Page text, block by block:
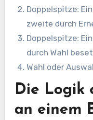
Doppelspitze:
zweite durch
Doppelspitze:
durch Wahl
Wahl oder
Die Logik
an einem